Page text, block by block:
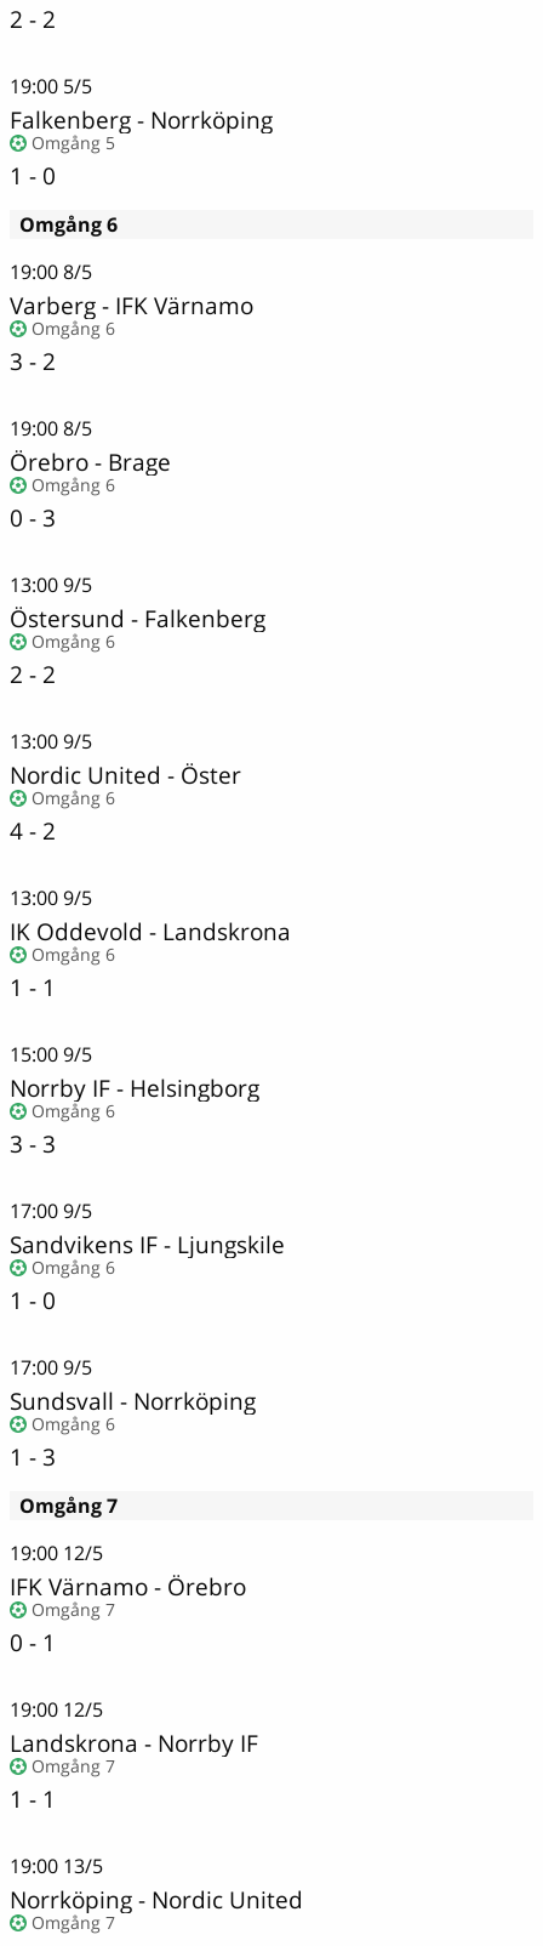
2 - 2
19:00 5/5
Falkenberg- Norrköping
Omgång 5
1 - 0
Omgång 6
19:008/5
Varberg- IFK Värnamo
Omgång 6
3 - 2
19:008/5
Örebro- Brage
Omgång 6
0 - 3
13:009/5
Östersund - Falkenberg
Omgång 6
2 - 2
13:009/5
Nordic United - Öster
Omgång 6
4 - 2
13:009/5
IK Oddevold - Landskrona
Omgång 6
1 - 1
15:009/5
Norrby IF - Helsingborg
Omgång 6
3 - 3
17:009/5
Sandvikens IF- Ljungskile
Omgång 6
1 - 0
17:009/5
Sundsvall - Norrköping
Omgång 6
1 - 3
Omgång 7
19:00 12/5
IFK Värnamo- Örebro
Omgång 7
0 - 1
19:00 12/5
Landskrona - Norrby IF
Omgång 7
1 - 1
19:00 13/5
Norrköping - Nordic United
Omgång 7